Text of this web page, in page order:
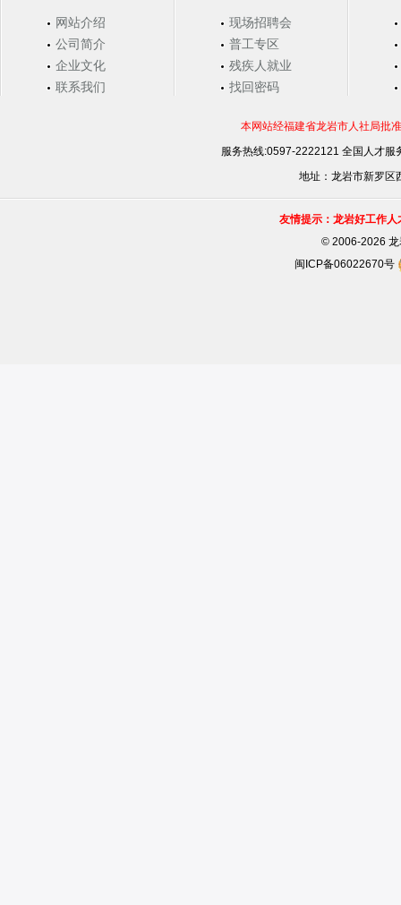
网站介绍
公司简介
企业文化
联系我们
现场招聘会
普工专区
残疾人就业
找回密码
本网站经福建省龙岩市人社局批
服务热线:0597-2222121 全国人才
地址：龙岩市新罗区
友情提示：龙岩好工作
©2006-2026 龙
闽ICP备06022670号